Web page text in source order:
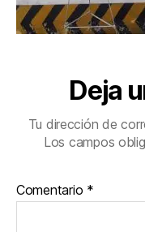
Deja
Tu dirección de
Los campos
Comentario *